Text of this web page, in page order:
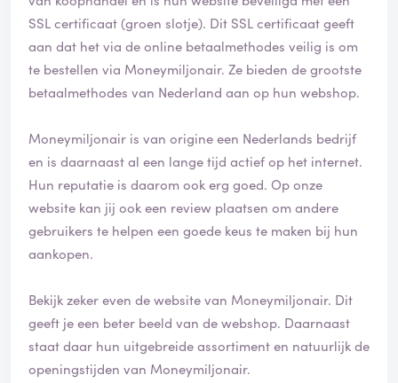
SSL certificaat (groen slotje). Dit SSL certificaat geeft
aan dat het via de online betaalmethodes veilig is om
te bestellen via Moneymiljonair. Ze bieden de grootste
betaalmethodes van Nederland aan op hun webshop.
Moneymiljonair is van origine een Nederlands bedrijf
en is daarnaast al een lange tijd actief op het internet.
Hun reputatie is daarom ook erg goed. Op onze
website kan jij ook een review plaatsen om andere
gebruikers te helpen een goede keus te maken bij hun
aankopen.
Bekijk zeker even de website van Moneymiljonair. Dit
geeft je een beter beeld van de webshop. Daarnaast
staat daar hun uitgebreide assortiment en natuurlijk de
openingstijden van Moneymiljonair.